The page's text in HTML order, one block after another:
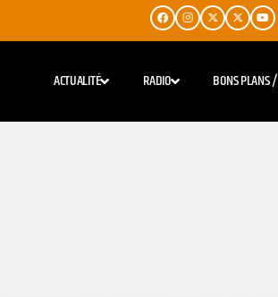
ACTUALITÉ RADIO BONS PLANS